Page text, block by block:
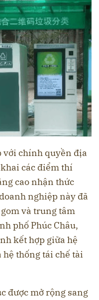
với chính quyền địa
các điểm thí
cao nhận thức
nghiệp này đã
và trung tâm
phố Phúc Châu,
kết hợp giữa hệ
thống tái chế tài
được mở rộng sang